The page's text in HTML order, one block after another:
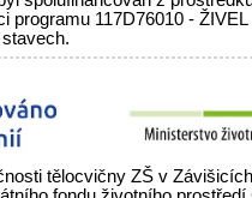
programu 117D76010 -
tělocvičny ZŠ v